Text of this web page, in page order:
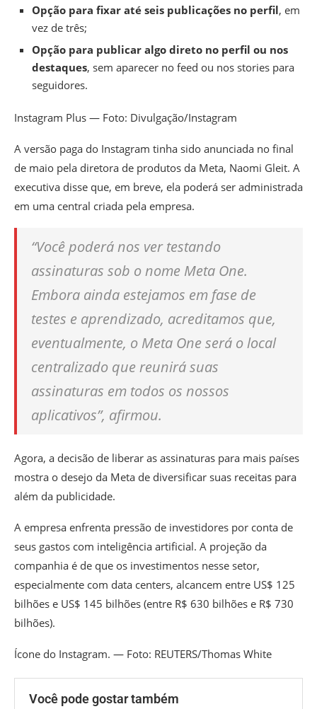
Opção para fixar até seis publicações no perfil, em
vez de três;
Opção para publicar algo direto no perfil ou nos
destaques, sem aparecer no feed ou nos stories para
seguidores.
Instagram Plus — Foto: Divulgação/Instagram
A versão paga do Instagram tinha sido anunciada no final
de maio pela diretora de produtos da Meta, Naomi Gleit. A
executiva disse que, em breve, ela poderá ser administrada
em uma central criada pela empresa.
“Você poderá nos ver testando
assinaturas sob o nome Meta One.
Embora ainda estejamos em fase de
testes e aprendizado, acreditamos que,
eventualmente, o Meta One será o local
centralizado que reunirá suas
assinaturas em todos os nossos
aplicativos”, afirmou.
Agora, a decisão de liberar as assinaturas para mais países
mostra o desejo da Meta de diversificar suas receitas para
além da publicidade.
A empresa enfrenta pressão de investidores por conta de
seus gastos com inteligência artificial. A projeção da
companhia é de que os investimentos nesse setor,
especialmente com data centers, alcancem entre US$ 125
bilhões e US$ 145 bilhões (entre R$ 630 bilhões e R$ 730
bilhões).
Ícone do Instagram. — Foto: REUTERS/Thomas White
Você pode gostar também